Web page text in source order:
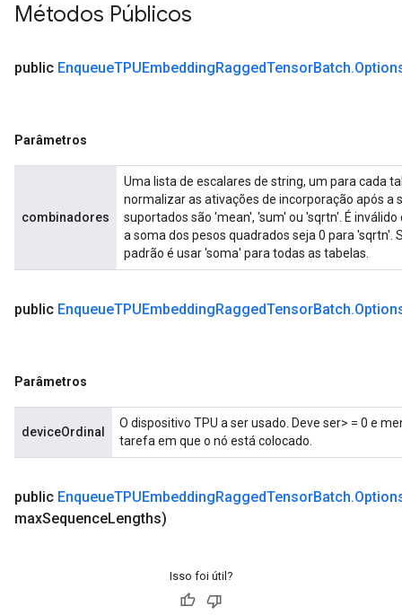
Métodos Públicos
public EnqueueTPUEmbeddingRaggedTensorBatch.
Parâmetros
combinadores
Uma lista de escalares de string, um para cada
normalizar as ativações de incorporação após a
suportados são 'mean', 'sum' ou 'sqrtn'. É
a soma dos pesos quadrados seja 0 para
padrão é usar 'soma' para todas as tabelas.
public EnqueueTPUEmbeddingRaggedTensorBatch.
Parâmetros
deviceOrdinal
O dispositivo TPU a ser usado. Deve ser> = 0 e
tarefa em que o nó está colocado.
public EnqueueTPUEmbeddingRaggedTensorBatch.
maxSequenceLengths)
Isso foi útil?